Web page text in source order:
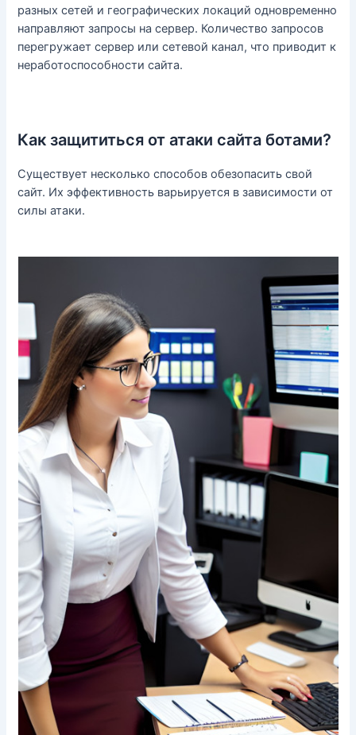
разных сетей и географических локаций одновременно
направляют запросы на сервер. Количество запросов
перегружает сервер или сетевой канал, что приводит к
неработоспособности сайта.
Как защититься от атаки сайта ботами?
Существует несколько способов обезопасить свой
сайт. Их эффективность варьируется в зависимости от
силы атаки.